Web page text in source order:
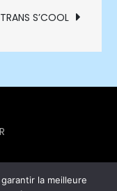
TRANS S’COOL
la meilleure